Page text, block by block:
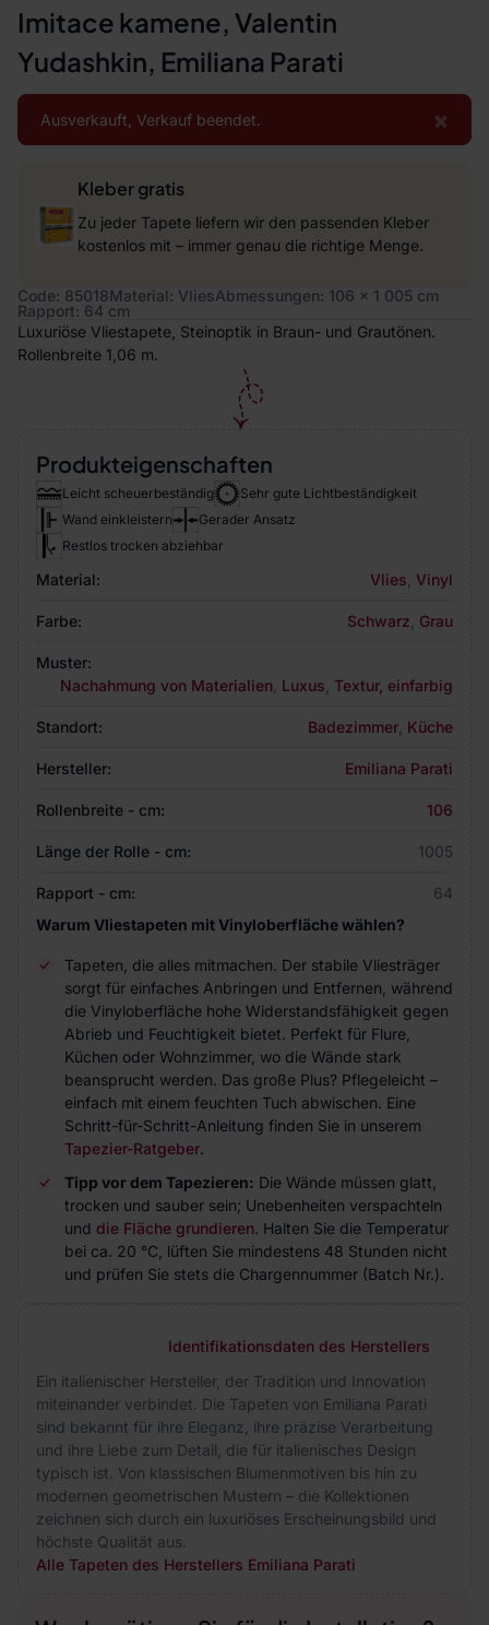
Imitace kamene, Valentin
Yudashkin, Emiliana Parati
×
Ausverkauft, Verkauf beendet.
Kleber gratis
Zu jeder Tapete liefern wir den passenden Kleber
kostenlos mit – immer genau die richtige Menge.
Code: 85018Material: VliesAbmessungen: 106 x 1 005 cm
Rapport: 64 cm
Luxuriöse Vliestapete, Steinoptik in Braun- und Grautönen.
Rollenbreite 1,06 m.
Produkteigenschaften
Leicht scheuerbeständig
Sehr gute Lichtbeständigkeit
Wand einkleistern
Gerader Ansatz
Restlos trocken abziehbar
Material: Vlies Vinyl
Farbe: Schwarz Grau
Muster:
Nachahmung von Materialien Luxus Textur, einfarbig
Standort: Badezimmer Küche
Hersteller: Emiliana Parati
Rollenbreite - cm: 106
Länge der Rolle - cm: 1005
Rapport - cm:
64
Warum Vliestapeten mit Vinyloberfläche wählen?
Tapeten, die alles mitmachen. Der stabile Vliesträger
sorgt für einfaches Anbringen und Entfernen, während
die Vinyloberfläche hohe Widerstandsfähigkeit gegen
Abrieb und Feuchtigkeit bietet. Perfekt für Flure,
Küchen oder Wohnzimmer, wo die Wände stark
beansprucht werden. Das große Plus? Pflegeleicht –
einfach mit einem feuchten Tuch abwischen. Eine
Schritt-für-Schritt-Anleitung finden Sie in unserem
Tapezier-Ratgeber.
Tipp vor dem Tapezieren: Die Wände müssen glatt,
trocken und sauber sein; Unebenheiten verspachteln
und die Fläche grundieren. Halten Sie die Temperatur
bei ca. 20 °C, lüften Sie mindestens 48 Stunden nicht
und prüfen Sie stets die Chargennummer (Batch Nr.).
Identifikationsdaten des Herstellers
Ein italienischer Hersteller, der Tradition und Innovation
miteinander verbindet. Die Tapeten von Emiliana Parati
sind bekannt für ihre Eleganz, ihre präzise Verarbeitung
und ihre Liebe zum Detail, die für italienisches Design
typisch ist. Von klassischen Blumenmotiven bis hin zu
modernen geometrischen Mustern – die Kollektionen
zeichnen sich durch ein luxuriöses Erscheinungsbild und
höchste Qualität aus.
Alle Tapeten des Herstellers Emiliana Parati